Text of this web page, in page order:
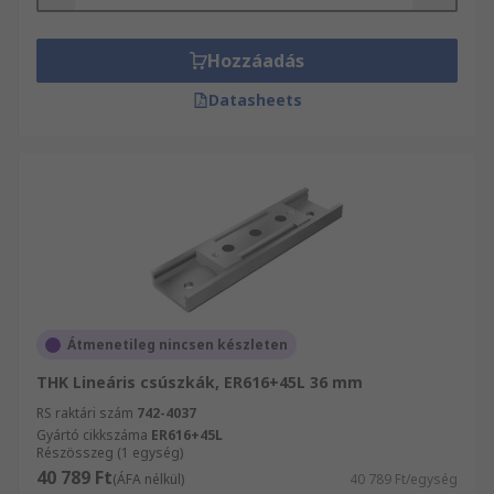
előnyeiből. Vásárlóink számíthatnak arra, hogy a
műszaki támogatást tapasztalt Erőátviteli
mérnököktől kapják. A(z) Lineáris szánok –
szerelvények és kiegészítő, kivételével további
termékeket rendelhet a(z) Gépészeti termékek és
foglalja a(z) Erőátviteli és a(z) Erőátviteli
termékeket, amelyek készen állnak a 24 órán
belüli kiszállításra. Bármilyen, termékeket illető
kérdésével kérjük, forduljon
ügyfélszolgálatunkhoz a 06 1 408 8371-es
Hozzáadás
Datasheets
Átmenetileg nincsen készleten
THK Lineáris csúszkák, ER616+45L 36 mm
RS raktári szám 742-4037
Gyártó cikkszáma ER616+45L
Részösszeg (1 egység)
40 789 Ft(ÁFA nélkül) 40 789 Ft/egység